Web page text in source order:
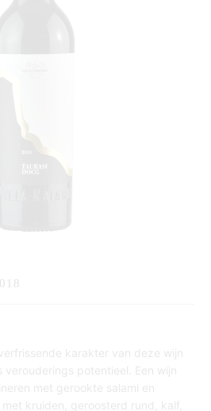
karakter van deze wijn
verouderings potentieel. Een wijn
met gerookte salami en
kruiden, geroosterd rund, kalf,